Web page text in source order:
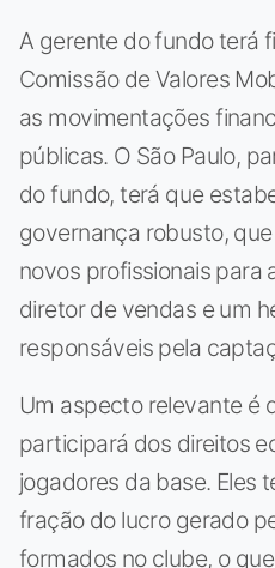
A gerente do fundo terá
Comissão de Valores
as movimentações
públicas. O São Paulo,
do fundo, terá que
governança robusto,
novos profissionais para
diretor de vendas e um
responsáveis pela
Um aspecto relevante é
participará dos direitos
jogadores da base. Eles
fração do lucro gerado
formados no clube, o